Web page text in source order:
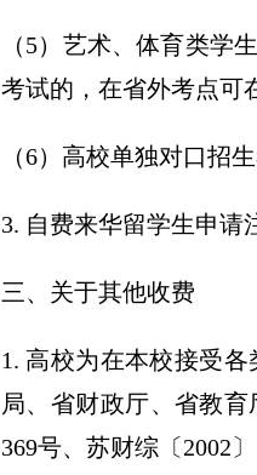
（5）艺术、体育类学
考试的，在省外考点可
（6）高校单独对口招
3. 自费来华留学生申请
三、关于其他收费
1. 高校为在本校接受
局、省财政厅、省教
369号、苏财综〔2002